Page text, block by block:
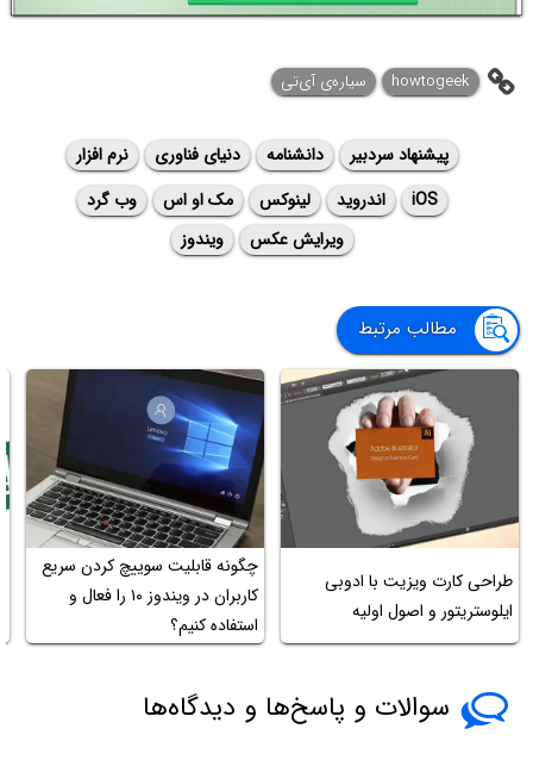
howtogeek سیاره‌ی ‌آی‌تی
پیشنهاد سردبیر دانشنامه دنیای فناوری
نرم افزار
iOS
اندروید لینوکس مک او اس
وب گرد
ویرایش عکس
ویندوز
مطالب مرتبط
طراحی کارت ویزیت با ادوبی
ایلوستریتور و اصول اولیه
چگونه قابلیت سوییچ کردن سریع
کاربران در ویندوز ۱۰ را فعال و
استفاده کنیم؟
سوالات و پاسخ‌ها و دیدگاه‌ها